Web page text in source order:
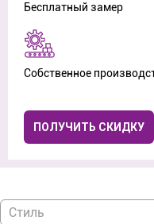
Бесплатный замер
Собственное
ПОЛУЧИТЬ СКИДКУ
Стиль